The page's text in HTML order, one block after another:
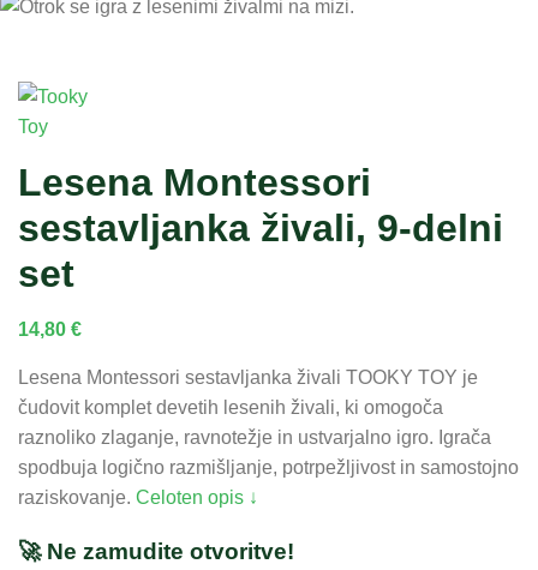
Lesena Montessori
sestavljanka živali, 9-delni
set
14,80 €
Lesena Montessori sestavljanka živali TOOKY TOY je
čudovit komplet devetih lesenih živali, ki omogoča
raznoliko zlaganje, ravnotežje in ustvarjalno igro. Igrača
spodbuja logično razmišljanje, potrpežljivost in samostojno
raziskovanje. Celoten opis ↓
🚀 Ne zamudite otvoritve!